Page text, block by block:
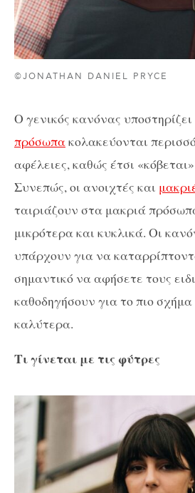
©JONATHAN DANIEL PRYCE
Ο γενικός κανόνας
πρόσωπακολακεύονται
αφέλειες, καθώς έτσι
Συνεπώς, οι ανοιχτές και
ταιριάζουν στα μακριά
μικρότερα και κυκλικά. Οι
υπάρχουν για να
σημαντικό να αφήσετε τους
καθοδηγήσουν για το πιο
καλύτερα.
Τι γίνεται με τις φύτρες